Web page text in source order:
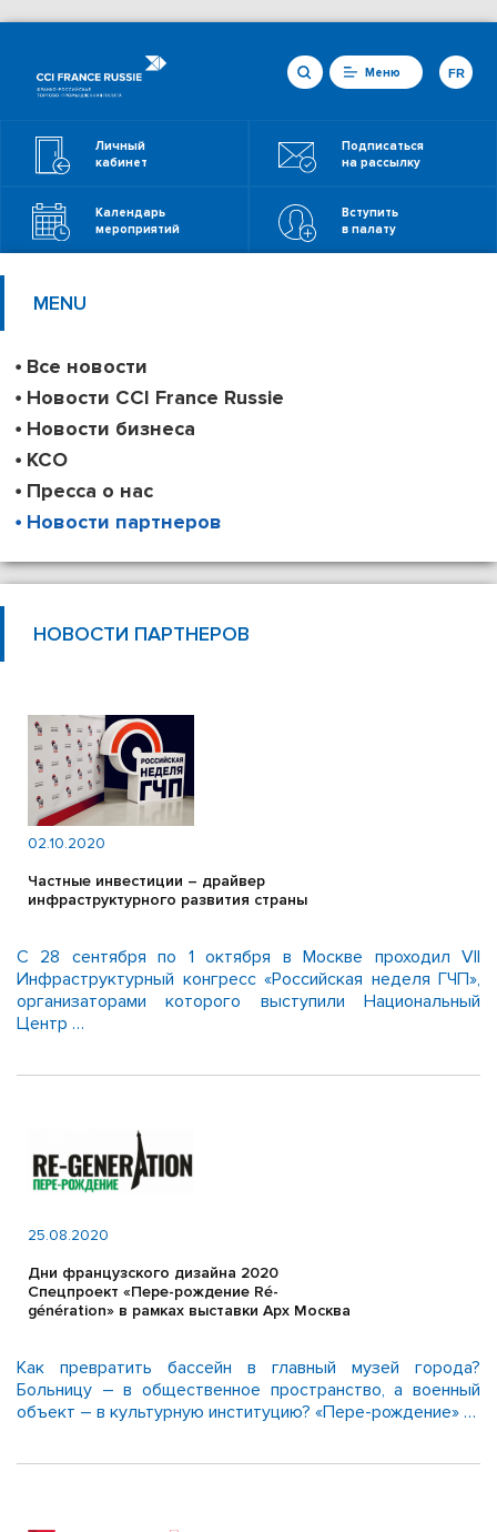
Меню
Личный
кабинет
Подписаться
на рассылку
Календарь
мероприятий
Вступить
в палату
FR
MENU
Все новости
Новости CCI France Russie
Новости бизнеса
КСО
Пресса о нас
Новости партнеров
НОВОСТИ ПАРТНЕРОВ
02.10.2020
Частные инвестиции – драйвер
инфраструктурного развития страны
С 28 сентября по 1 октября в Москве проходил VII
Инфраструктурный конгресс «Российская неделя ГЧП»,
организаторами которого выступили Национальный
Центр …
25.08.2020
Дни французского дизайна 2020
Спецпроект «Пере-рождение Ré-
génération» в рамках выставки Арх Москва
Как превратить бассейн в главный музей города?
Больницу – в общественное пространство, а военный
объект – в культурную институцию? «Пере-рождение» …